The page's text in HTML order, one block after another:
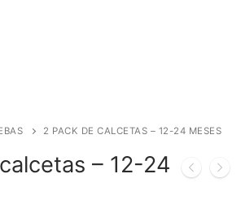
2 PACK DE CALCETAS – 12-24 MESES
– 12-24